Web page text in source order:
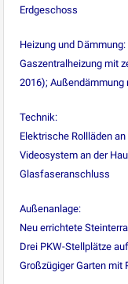
Erdgeschoss
Heizung und Dämmung:
Gaszentralheizung mit
2016);
Technik:
Elektrische Rollläden
Videosystem an der
Glasfaseranschluss
Außenanlage:
Neu errichtete
Drei PKW-Stellplätze
Großzügiger Garten mit